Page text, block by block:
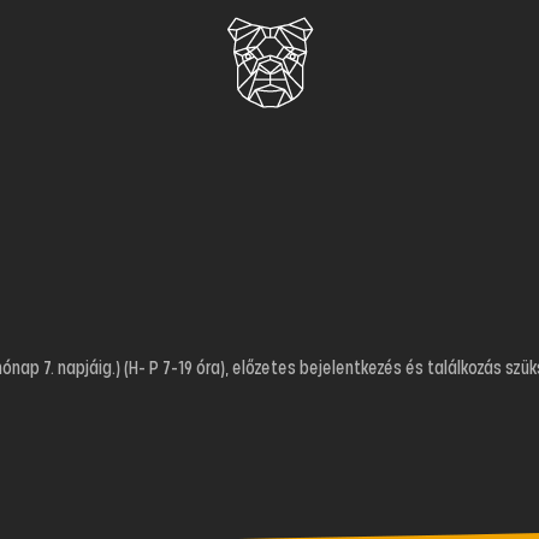
7. napjáig.) (H- P 7-19 óra), előzetes bejelentkezés és találkozás